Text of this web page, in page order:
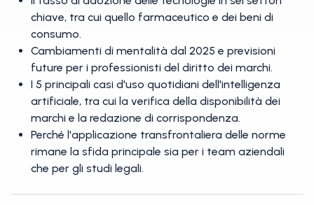
chiave, tra cui quello farmaceutico e dei beni di
consumo.
Cambiamenti di mentalità dal 2025 e previsioni
future per i professionisti del diritto dei marchi.
I 5 principali casi d'uso quotidiani dell'intelligenza
artificiale, tra cui la verifica della disponibilità dei
marchi e la redazione di corrispondenza.
Perché l'applicazione transfrontaliera delle norme
rimane la sfida principale sia per i team aziendali
che per gli studi legali.